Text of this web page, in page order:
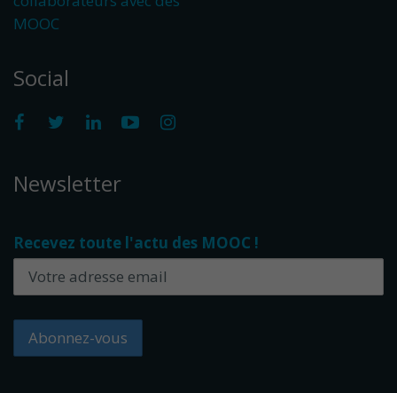
MOOC
Social
Newsletter
Recevez toute l'actu des MOOC !